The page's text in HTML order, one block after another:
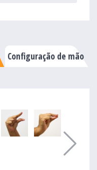
Configuração de mão